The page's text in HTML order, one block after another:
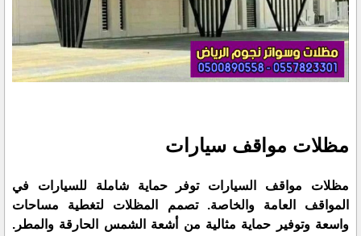
مظلات مواقف سيارات
مظلات مواقف السيارات توفر حماية شاملة للسيارات في
المواقف العامة والخاصة. تصمم المظلات لتغطية مساحات
واسعة وتوفير حماية مثالية من أشعة الشمس الحارقة والمطر.